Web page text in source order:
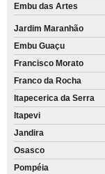
Embu das Artes
Jardim Maranhão
Embu Guaçu
Francisco Morato
Franco da Rocha
Itapecerica da Serra
Itapevi
Jandira
Osasco
Pompéia